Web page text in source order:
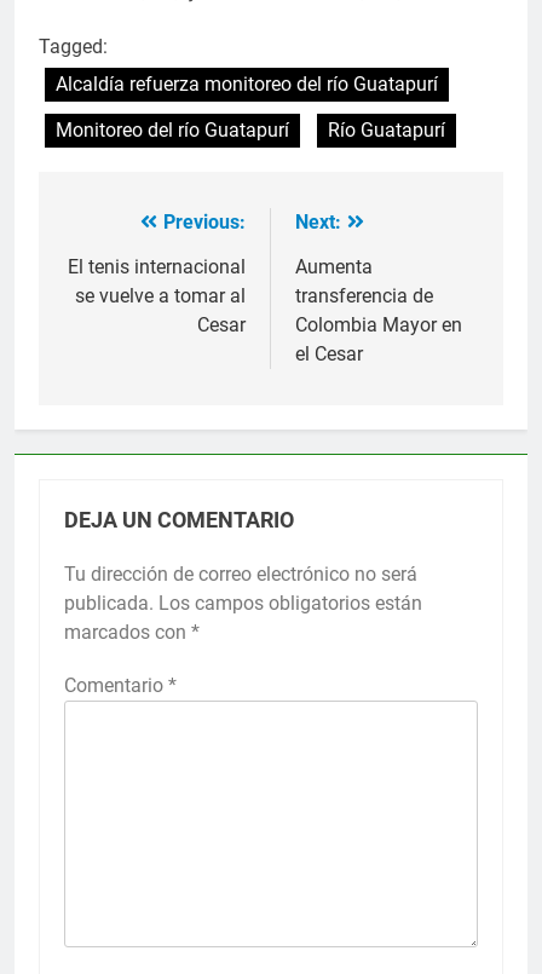
Tagged:
Alcaldía refuerza monitoreo del río Guatapurí
Monitoreo del río Guatapurí
Río Guatapurí
Navegación
de
Previous:
El tenis internacional
se vuelve a tomar al
Cesar
Next:
Aumenta
transferencia de
Colombia Mayor en
el Cesar
DEJA UN COMENTARIO
Tu dirección de correo electrónico no será
publicada. Los campos obligatorios están
marcados con *
Comentario *